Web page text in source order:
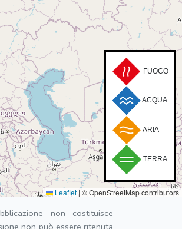
FUOCO
ACQUA
ARIA
TERRA
Leaflet | © OpenStreetMap contributors
non costituisce
non può essere ritenuta